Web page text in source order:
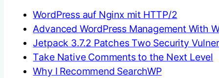
WordPress auf Nginx mit HTTP/2
Advanced WordPress Management With
Jetpack 3.7.2 Patches Two Security
Take Native Comments to the Next Level
Why I Recommend SearchWP